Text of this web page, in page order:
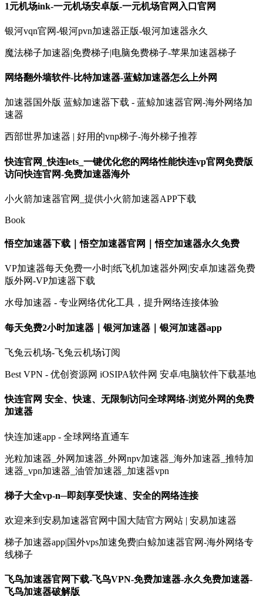
1元机场ink-一元机场安卓版-一元机场官网入口官网
银河vqn官网-银河pvn加速器正版-银河加速器永久
魔法梯子加速器|免费梯子|电脑免费梯子-苹果加速器梯子
网络翻外墙软件-比特加速器-蓝鲸加速器怎么上外网
加速器国外版 蓝鲸加速器下载 - 蓝鲸加速器官网-海外网络加
速器
西部世界加速器 | 好用的vnp梯子-海外梯子推荐
快连官网_快连lets_一键优化您的网络性能快连vp官网免费版
访问快连官网-免费加速器海外
小火箭加速器官网_提供小火箭加速器APP下载
Book
悟空加速器下载｜悟空加速器官网｜悟空加速器永久免费
VP加速器每天免费一小时|纸飞机加速器外网|安卓加速器免费
版外网-VP加速器下载
水母加速器 - 专业网络优化工具，提升网络连接体验
每天免费2小时加速器｜银河加速器｜银河加速器app
飞兔云机场-飞兔云机场订阅
Best VPN - 优创资源网 iOSIPA软件网 安卓/电脑软件下载基地
快连官网 安全、快速、无限制访问全球网络-浏览外网的免费
加速器
快连加速app - 全球网络直通车
光粒加速器_外网加速器_外网npv加速器_海外加速器_推特加
速器_vpn加速器_油管加速器_加速器vpn
梯子大全vp-n─即刻享受快速、安全的网络连接
欢迎来到安易加速器官网中国大陆官方网站 | 安易加速器
梯子加速器app|国外vps加速免费|白鲸加速器官网-海外网络专
线梯子
飞鸟加速器官网下载-飞鸟VPN-免费加速器-永久免费加速器-
飞鸟加速器破解版